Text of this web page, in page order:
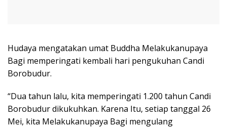
Hudaya mengatakan umat Buddha Melakukanupaya
Bagi memperingati kembali hari pengukuhan Candi
Borobudur.
“Dua tahun lalu, kita memperingati 1.200 tahun Candi
Borobudur dikukuhkan. Karena Itu, setiap tanggal 26
Mei, kita Melakukanupaya Bagi mengulang